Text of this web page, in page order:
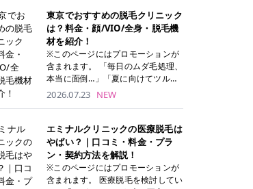
トナーパッドは洗顔後に肌をやさし
く拭き取ることで、古い角質や余分
な皮脂汚れをオフしながら、うるお
いを与えられるのが特徴✨ さらに、
気になる部分には数分のせて部分用
パックとしても使用できるため、1
両方を叶えられます。 韓国コスメブ
ランドを中心に人気を集めていまし
たが、現在では日本でも定番のスキ
ンケアアイテムとして幅広い世代に
愛用されています。 トナーパッドの
特徴 トナーパッドと拭き取り化粧水
の違い 「トナーパッド」と「拭き取
り化粧水」はどちらも洗顔後に使用
東京でおすすめの脱毛クリニック
は？料金・顔/VIO/全身・脱毛機
材を紹介！
※このページにはプロモーションが
含まれます。 「毎日のムダ毛処理、
本当に面倒…」「夏に向けてツルツ
ル肌になりたい！」 そう思って東京
べばいいの？と迷ってしまいますよ
ね。 この記事では、医療脱毛の基本
から、東京で特に通いやすいフレイ
アクリニック・レジーナクリニッ
ク・エミナルクリニック・リゼクリ
2026.07.23 NEW
エミナルクリニックの医療脱毛は
やばい？｜口コミ・料金・プラ
ン・契約方法を解説！
※このページにはプロモーションが
含まれます。 医療脱毛を検討してい